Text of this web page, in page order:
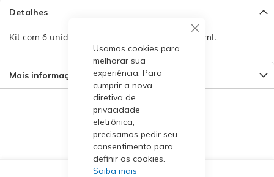
Usamos cookies para
melhorar sua
experiência. Para
cumprir a nova
diretiva de
privacidade
eletrônica,
precisamos pedir seu
consentimento para
definir os cookies.
Saiba mais
Detalhes
Kit com 6 unidades de varetas para difusor 250ml.
Mais informações